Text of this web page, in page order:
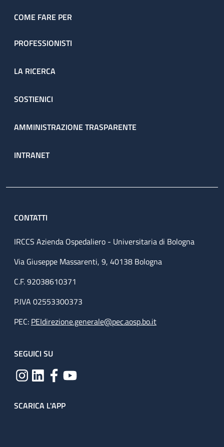
COME FARE PER
PROFESSIONISTI
LA RICERCA
SOSTIENICI
AMMINISTRAZIONE TRASPARENTE
INTRANET
CONTATTI
IRCCS Azienda Ospedaliero - Universitaria di Bologna
Via Giuseppe Massarenti, 9, 40138 Bologna
C.F. 92038610371
P.IVA 02553300373
PEC: PEIdirezione.generale@pec.aosp.bo.it
SEGUICI SU
SCARICA L'APP